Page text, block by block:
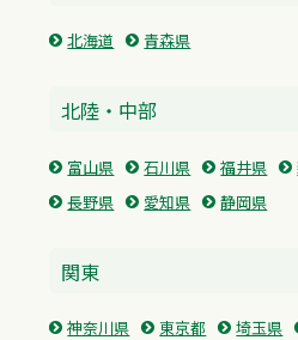
北海道 青森県
北陸・中部
富山県 石川県 福井県
長野県
愛知県 静岡県
関東
神奈川県 東京都 埼玉県